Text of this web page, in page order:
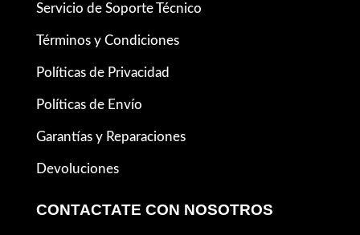
Servicio de Soporte Técnico
Términos y Condiciones
Políticas de Privacidad
Políticas de Envío
Garantías y Reparaciones
Devoluciones
CONTACTATE CON NOSOTROS